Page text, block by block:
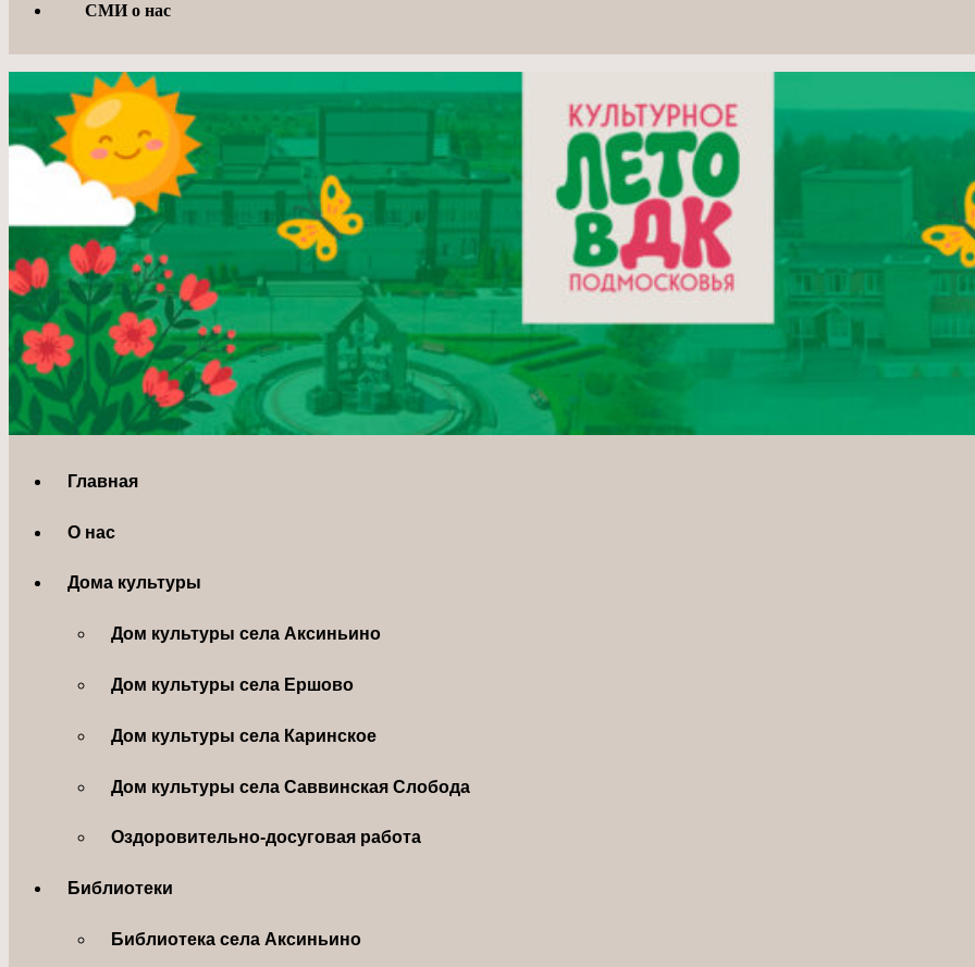
СМИ о нас
Главная
О нас
Дома культуры
Дом культуры села Аксиньино
Дом культуры села Ершово
Дом культуры села Каринское
Дом культуры села Саввинская Слобода
Оздоровительно-досуговая работа
Библиотеки
Библиотека села Аксиньино